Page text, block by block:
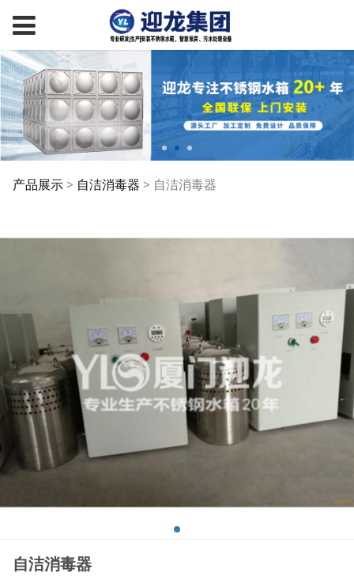
自洁消毒器
产品展示> 自洁消毒器 > 自洁消毒器
自洁消毒器